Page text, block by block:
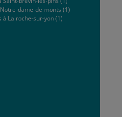
dame-de-monts (1)
La roche-sur-yon (1)